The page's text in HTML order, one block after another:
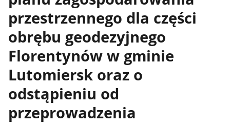
przestrzennego dla części
obrębu geodezyjnego
Florentynów w gminie
Lutomiersk oraz o
odstąpieniu od
przeprowadzenia